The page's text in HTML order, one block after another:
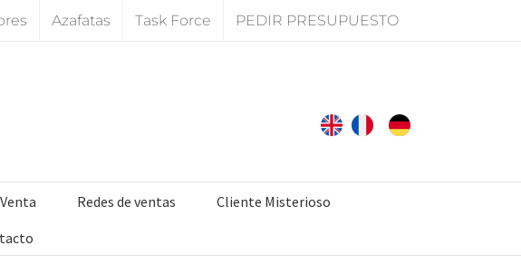
Azafatas Task Force PEDIR PRESUPUESTO
Redes de ventas
Cliente Misterioso